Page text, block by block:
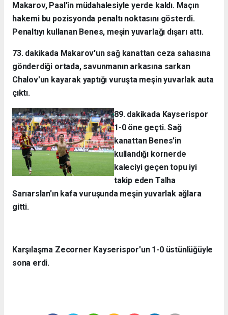
Makarov, Paal'in müdahalesiyle yerde kaldı. Maçın
hakemi bu pozisyonda penaltı noktasını gösterdi.
Penaltıyı kullanan Benes, meşin yuvarlağı dışarı attı.
73. dakikada Makarov'un sağ kanattan ceza sahasına
gönderdiği ortada, savunmanın arkasına sarkan
Chalov'un kayarak yaptığı vuruşta meşin yuvarlak auta
çıktı.
89. dakikada Kayserispor
1-0 öne geçti. Sağ
kanattan Benes'in
kullandığı kornerde
kaleciyi geçen topu iyi
takip eden Talha
Sarıarslan'ın kafa vuruşunda meşin yuvarlak ağlara
gitti.
Karşılaşma Zecorner Kayserispor'un 1-0 üstünlüğüyle
sona erdi.